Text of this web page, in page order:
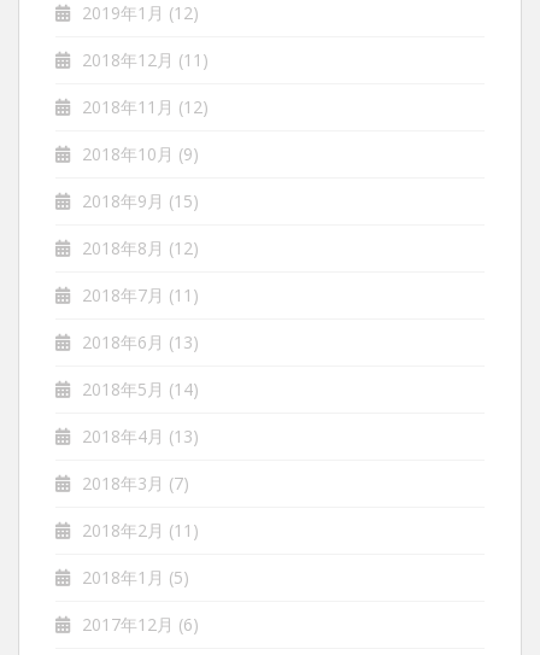
2019年1月 (12)
2018年12月 (11)
2018年11月 (12)
2018年10月 (9)
2018年9月 (15)
2018年8月 (12)
2018年7月 (11)
2018年6月 (13)
2018年5月 (14)
2018年4月 (13)
2018年3月 (7)
2018年2月 (11)
2018年1月 (5)
2017年12月 (6)